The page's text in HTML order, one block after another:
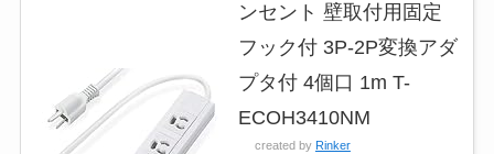
ンセント 壁取付用固定
フック付 3P-2P変換アダ
プタ付 4個口 1m T-
ECOH3410NM
created by Rinker